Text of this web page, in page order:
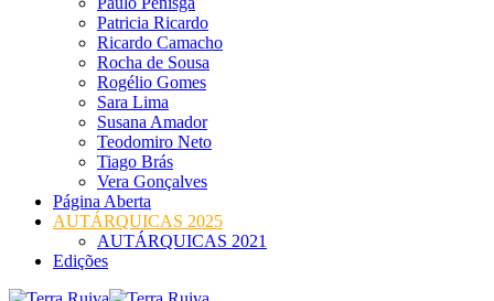
Patricia Ricardo
Ricardo Camacho
Rocha de Sousa
Rogélio Gomes
Sara Lima
Susana Amador
Teodomiro Neto
Tiago Brás
Vera Gonçalves
Página Aberta
AUTÁRQUICAS 2025
AUTÁRQUICAS 2021
Edições